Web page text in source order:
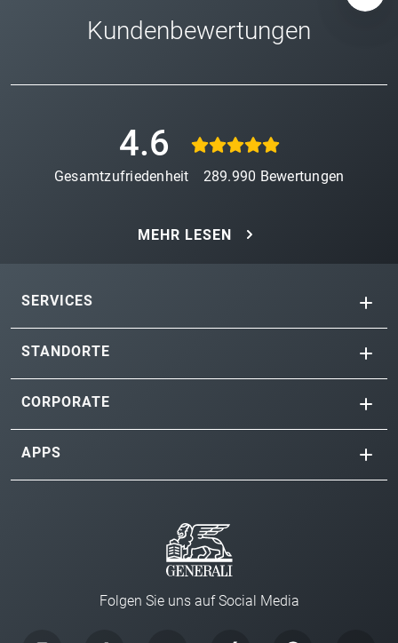
Kundenbewertungen
4.6
Gesamtzufriedenheit 289.990 Bewertungen
MEHR LESEN
SERVICES
STANDORTE
CORPORATE
APPS
Folgen Sie uns auf Social Media